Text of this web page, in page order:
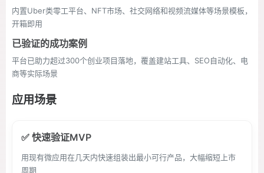
内置Uber类零工平台、NFT市场、社交网络和视频流媒体等场景模板，
开箱即用
已验证的成功案例
平台已助力超过300个创业项目落地，覆盖建站工具、SEO自动化、电
商等实际场景
应用场景
✅ 快速验证MVP
用现有微应用在几天内快速组装出最小可行产品，大幅缩短上市
周期